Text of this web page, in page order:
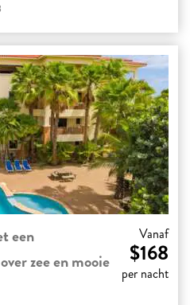
een
zee en mooie
Vanaf
$168
per nacht